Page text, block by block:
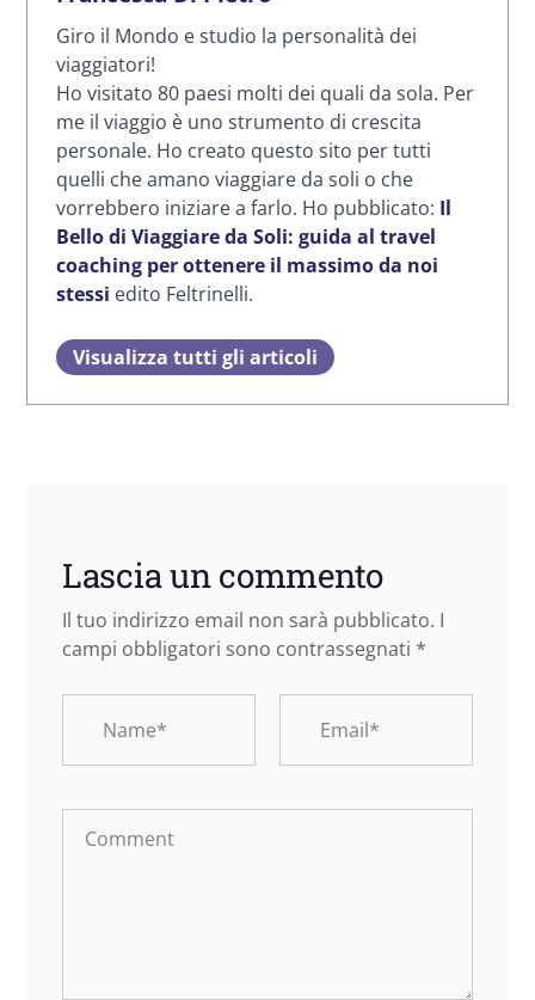
Giro il Mondo e studio la personalità dei
viaggiatori!
Ho visitato 80 paesi molti dei quali da sola. Per
me il viaggio è uno strumento di crescita
personale. Ho creato questo sito per tutti
quelli che amano viaggiare da soli o che
vorrebbero iniziare a farlo. Ho pubblicato: Il
Bello di Viaggiare da Soli: guida al travel
coaching per ottenere il massimo da noi
stessi edito Feltrinelli.
Visualizza tutti gli articoli
Lascia un commento
Il tuo indirizzo email non sarà pubblicato. I
campi obbligatori sono contrassegnati *